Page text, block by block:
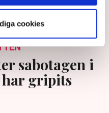
cookies
sabotagen i
har gripits